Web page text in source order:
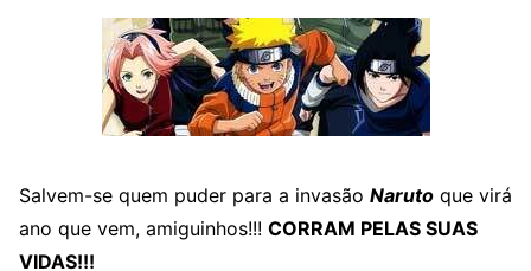
Salvem-se quem puder para a invasão Naruto que virá
ano que vem, amiguinhos!!! CORRAM PELAS SUAS
VIDAS!!!